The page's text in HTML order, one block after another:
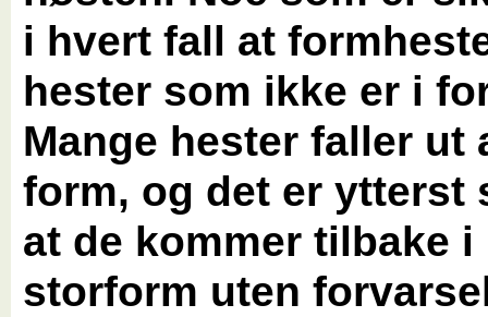
i hvert fall at
hester som ikke er i
Mange hester faller ut
form, og det er ytterst
at de kommer tilbake i
storform uten